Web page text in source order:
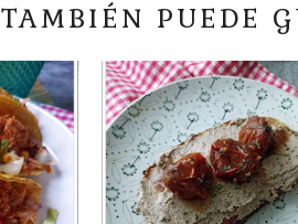
TAMBIÉN PUEDE